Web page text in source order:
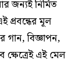
জন্যই নির্মিত
প্রবন্ধের মূল
গান, বিজ্ঞাপন,
ক্ষেত্রেই এই মেল